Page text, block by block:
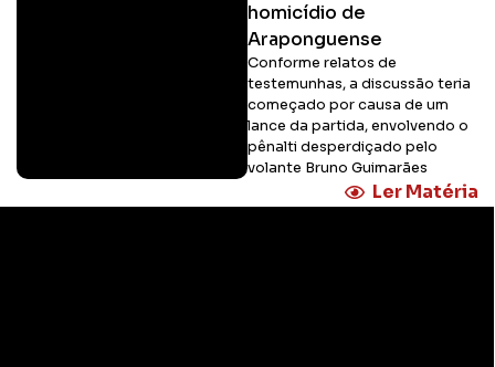
homicídio de
Araponguense
Conforme relatos de
testemunhas, a discussão teria
começado por causa de um
lance da partida, envolvendo o
pênalti desperdiçado pelo
volante Bruno Guimarães
Ler Matéria